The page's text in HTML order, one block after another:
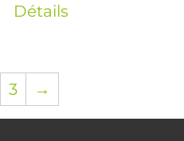
Détails
3 →